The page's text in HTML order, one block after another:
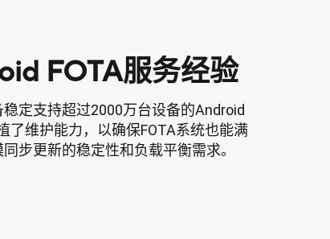
FOTA服务经验
定支持超过2000万台设备的Android
了维护能力，以确保FOTA系统也能满
步更新的稳定性和负载平衡需求。